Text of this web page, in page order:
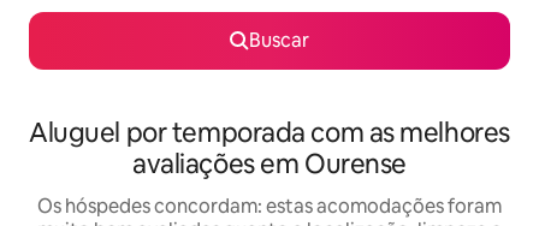
Buscar
Aluguel por temporada com as melhores
avaliações em Ourense
Os hóspedes concordam: estas acomodações foram